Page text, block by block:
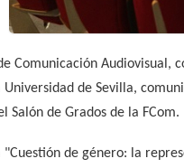
Comunicación Audiovisual,
Universidad de Sevilla,
Salón de Grados de la FCom.
"Cuestión de género: la